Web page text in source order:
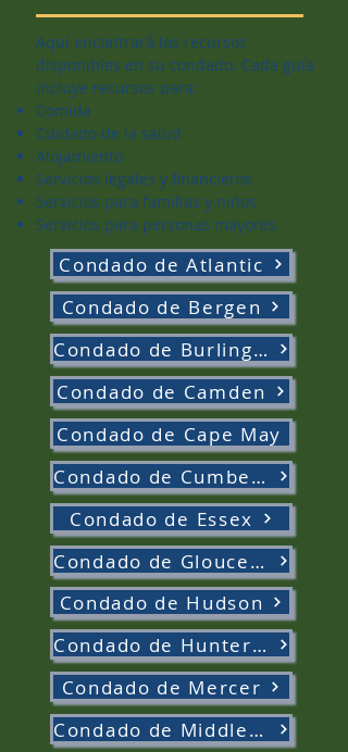
Aquí encontrará los recursos
disponibles en su condado. Cada guía
incluye recursos para:
Comida
Cuidado de la salud
Alojamiento
Servicios legales y financieros
Servicios para familias y niños
Servicios para personas mayores
Condado de Atlantic
Condado de Bergen
Condado de Burlington
Condado de Camden
Condado de Cape May
Condado de Cumberland
Condado de Essex
Condado de Gloucester
Condado de Hudson
Condado de Hunterdon
Condado de Mercer
Condado de Middlesex